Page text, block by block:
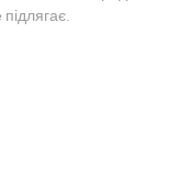
підлягає.